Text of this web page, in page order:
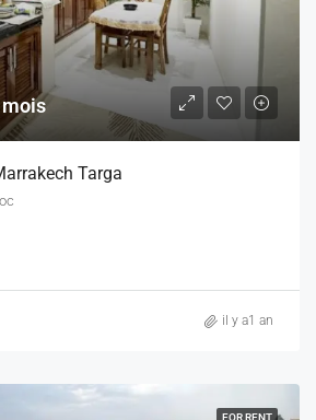
Targa
il y a1 an
FOR RENT